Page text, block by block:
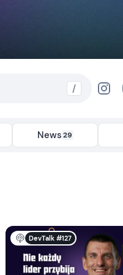
/
News29
DevTalk #127